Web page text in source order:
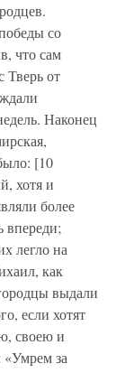
со
что сам
от
Наконец
[10
хотя и
более
впереди;
легло на
как
выдали
если хотят
своею и
за